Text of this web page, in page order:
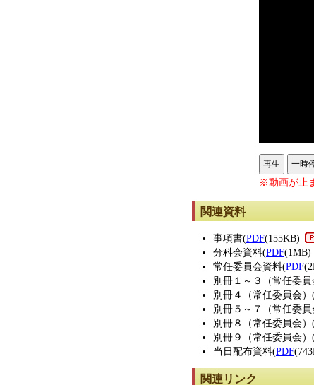
再生 一時
※動画が止
関連資料
事項書(PDF(155KB)
分科会資料(PDF(1MB)
常任委員会資料(PDF
別冊１～３（常任委
別冊４（常任委員会）
別冊５～７（常任委
別冊８（常任委員会）
別冊９（常任委員会）
当日配布資料(PDF
関連リンク